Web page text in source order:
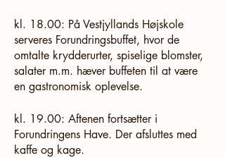
kl. 18.00: På Vestjyllands Højskole
serveres Forundringsbuffet, hvor de
omtalte krydderurter, spiselige blomster,
salater m.m. hæver buffeten til at være
en gastronomisk oplevelse.
kl. 19.00: Aftenen fortsætter i
Forundringens Have. Der afsluttes med
kaffe og kage.